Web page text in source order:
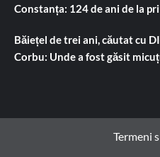
Constanța: 124 de ani de la
Băiețel de trei ani, căutat cu
Corbu: Unde a fost găsit
Termeni